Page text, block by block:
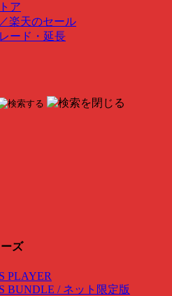
ア
／楽天のセール
ード・延長
ズ
PLAYER
BUNDLE / ネット限定版